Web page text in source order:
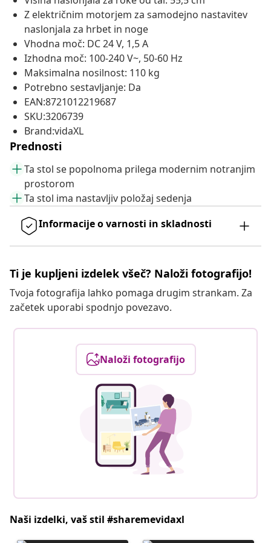
Z električnim motorjem za samodejno nastavitev
naslonjala za hrbet in noge
Vhodna moč: DC 24 V, 1,5 A
Izhodna moč: 100-240 V~, 50-60 Hz
Maksimalna nosilnost: 110 kg
Potrebno sestavljanje: Da
EAN:8721012219687
SKU:3206739
Brand:vidaXL
Prednosti
Ta stol se popolnoma prilega modernim notranjim
prostorom
Ta stol ima nastavljiv položaj sedenja
Informacije o varnosti in skladnosti
Ti je kupljeni izdelek všeč? Naloži fotografijo!
Tvoja fotografija lahko pomaga drugim strankam. Za
začetek uporabi spodnjo povezavo.
Naloži fotografijo
Naši izdelki, vaš stil #sharemevidaxl